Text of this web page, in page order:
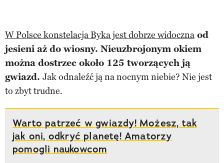
W Polsce konstelacja Byka jest dobrze widoczna od
jesieni aż do wiosny. Nieuzbrojonym okiem
można dostrzec około 125 tworzących ją
gwiazd. Jak odnaleźć ją na nocnym niebie? Nie jest
to zbyt trudne.
Warto patrzeć w gwiazdy! Możesz, tak
jak oni, odkryć planetę! Amatorzy
pomogli naukowcom